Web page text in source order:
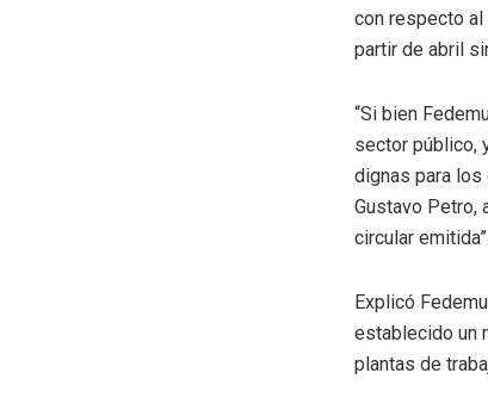
con respecto al
partir de abril
“Si bien
sector público,
dignas para los
Gustavo Petro,
circular emitida”.
Explicó
establecido un
plantas de